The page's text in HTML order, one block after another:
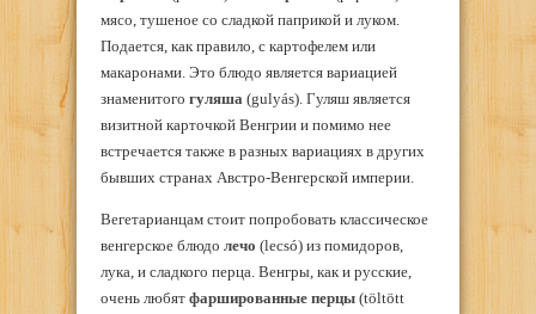
мясо, тушеное со сладкой паприкой и луком.
Подается, как правило, с картофелем или
макаронами. Это блюдо является вариацией
знаменитого гуляша (gulyás). Гуляш является
визитной карточкой Венгрии и помимо нее
встречается также в разных вариациях в других
бывших странах Австро-Венгерской империи.
Вегетарианцам стоит попробовать классическое
венгерское блюдо лечо (lecsó) из помидоров,
лука, и сладкого перца. Венгры, как и русские,
очень любят фаршированные перцы (töltött